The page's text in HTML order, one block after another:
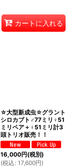
カートに入れる
☆大型新成虫☆グラント
シロカブト♂77ミリ♀51
ミリペア＋♀51ミリ計3
頭トリオ販売！！
16,000円(税別)
(税込 : 17,600円)